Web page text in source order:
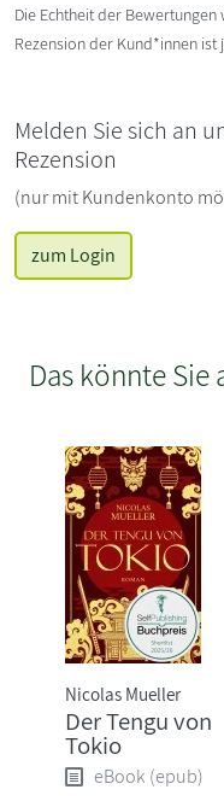
Die Echtheit der
Rezension der Kund*innen
Melden Sie sich an
Rezension
(nur mit Kundenkonto
zum Login
Das könnte Sie
Nicolas Mueller
Der Tengu von
Tokio
eBook (epub)